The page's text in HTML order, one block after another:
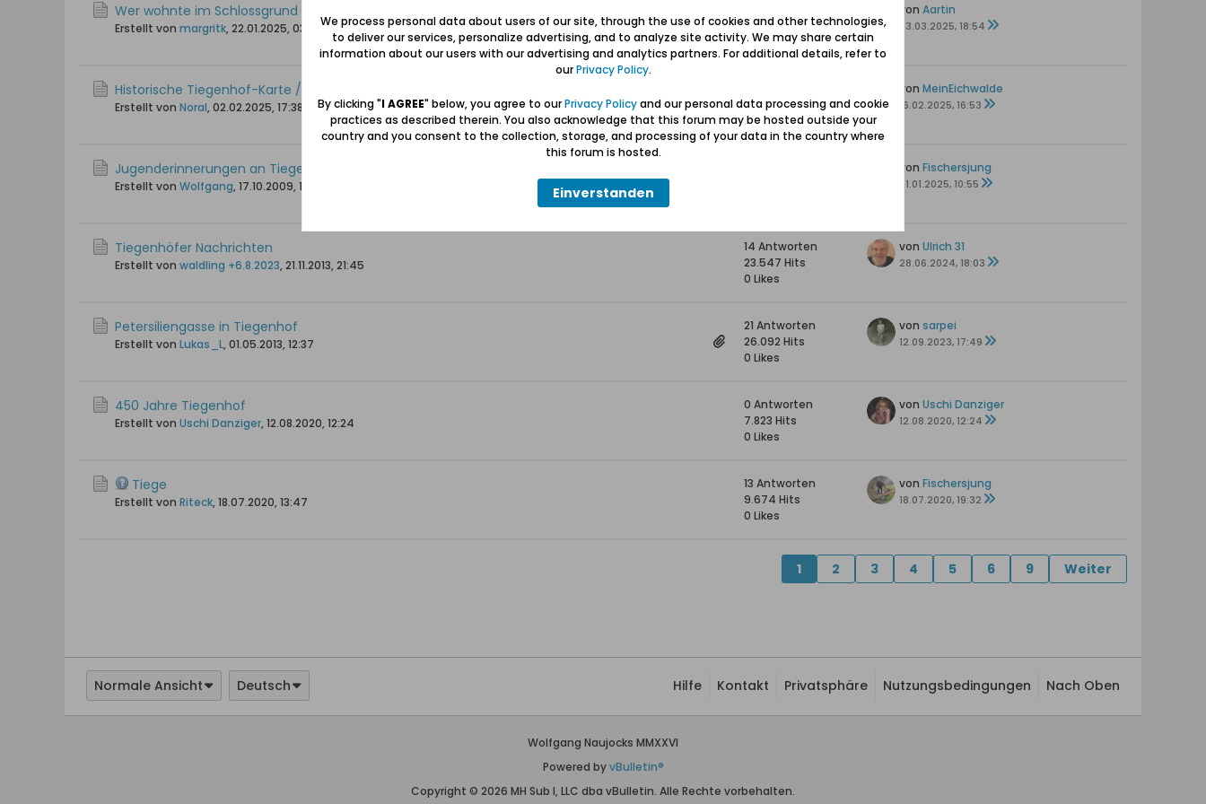
Wer wohnte im Schlossgrund 1942-1944?
Erstellt von margritk, 22.01.2025, 03:29
4.413 Hits
0 Likes
von Aartin
03.03.2025, 18:54
Historische Tiegenhof-Karte / Hotel du Nord
Erstellt von NoraI, 02.02.2025, 17:38
6.558 Hits
0 Likes
von MeinEichwalde
16.02.2025, 16:53
Jugenderinnerungen an Tiegenhof
Erstellt von Wolfgang, 17.10.2009, 10:08
von Fischersjung
21.01.2025, 10:55
Tiegenhöfer Nachrichten
Erstellt von waldling +6.8.2023, 21.11.2013, 21:45
14 Antworten
23.547 Hits
0 Likes
von Ulrich 31
28.06.2024, 18:03
Petersiliengasse in Tiegenhof
Erstellt von Lukas_L, 01.05.2013, 12:37
21 Antworten
26.092 Hits
0 Likes
von sarpei
12.09.2023, 17:49
450 Jahre Tiegenhof
Erstellt von Uschi Danziger, 12.08.2020, 12:24
0 Antworten
7.823 Hits
0 Likes
von Uschi Danziger
12.08.2020, 12:24
Tiege
Erstellt von Riteck, 18.07.2020, 13:47
13 Antworten
9.674 Hits
0 Likes
von Fischersjung
18.07.2020, 19:32
1 2 3 4 5 6 9 Weiter
Normale Ansicht Deutsch Hilfe Kontakt Privatsphäre Nutzungsbedingungen Nach Oben
Wolfgang Naujocks MMXXVI
Powered byvBulletin®
Copyright © 2026 MH Sub I, LLC dba vBulletin. Alle Rechte vorbehalten.
We process personal data about users of our site, through the use of cookies and other technologies,
to deliver our services, personalize advertising, and to analyze site activity. We may share certain
information about our users with our advertising and analytics partners. For additional details, refer to
ourPrivacy Policy.
By clicking "I AGREE" below, you agree to ourPrivacy Policyand our personal data processing and cookie
practices as described therein. You also acknowledge that this forum may be hosted outside your
country and you consent to the collection, storage, and processing of your data in the country where
this forum is hosted.
Einverstanden